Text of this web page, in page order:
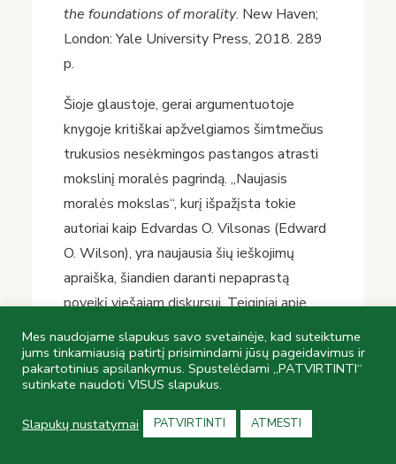
the foundations of morality. New Haven;
London: Yale University Press, 2018. 289
p.
Šioje glaustoje, gerai argumentuotoje
knygoje kritiškai apžvelgiamos šimtmečius
trukusios nesėkmingos pastangos atrasti
mokslinį moralės pagrindą. „Naujasis
moralės mokslas“, kurį išpažįsta tokie
autoriai kaip Edvardas O. Vilsonas (Edward
O. Wilson), yra naujausia šių ieškojimų
apraiška, šiandien daranti nepaprastą
poveikį viešajam diskursui. Teiginiai apie
naujojo moralės mokslo pasiekimus dažnai
yra perdėti – ši naujoji atmaina nėra
sėkmingesnė už ankstesnes, tačiau ji
teisinga ir neteisinga iš tikrųjų neegzistuoja.
Mes naudojame slapukus savo svetainėje, kad suteiktume
jums tinkamiausią patirtį prisimindami jūsų pageidavimus ir
pakartotinius apsilankymus. Spustelėdami „PATVIRTINTI“
sutinkate naudoti VISUS slapukus.
Slapukų nustatymai PATVIRTINTI ATMESTI